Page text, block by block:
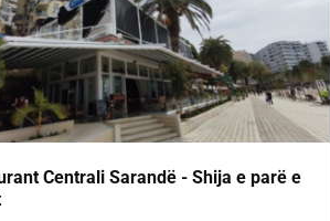
Centrali Sarandë - Shija e parë e